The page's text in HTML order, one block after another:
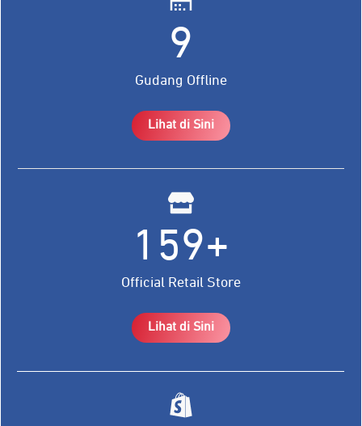
9
Gudang Offline
Lihat di Sini
159+
Official Retail Store
Lihat di Sini